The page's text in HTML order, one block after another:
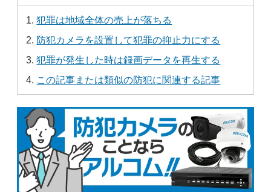
犯罪は地域全体の売上が落ちる
防犯カメラを設置して犯罪の抑止力にする
犯罪が発生した時は録画データを再生する
この記事または類似の防犯に関連する記事